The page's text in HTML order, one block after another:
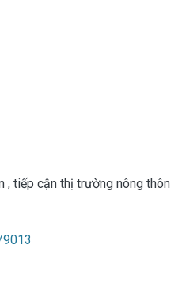
, tiếp cận thị trường nông thôn